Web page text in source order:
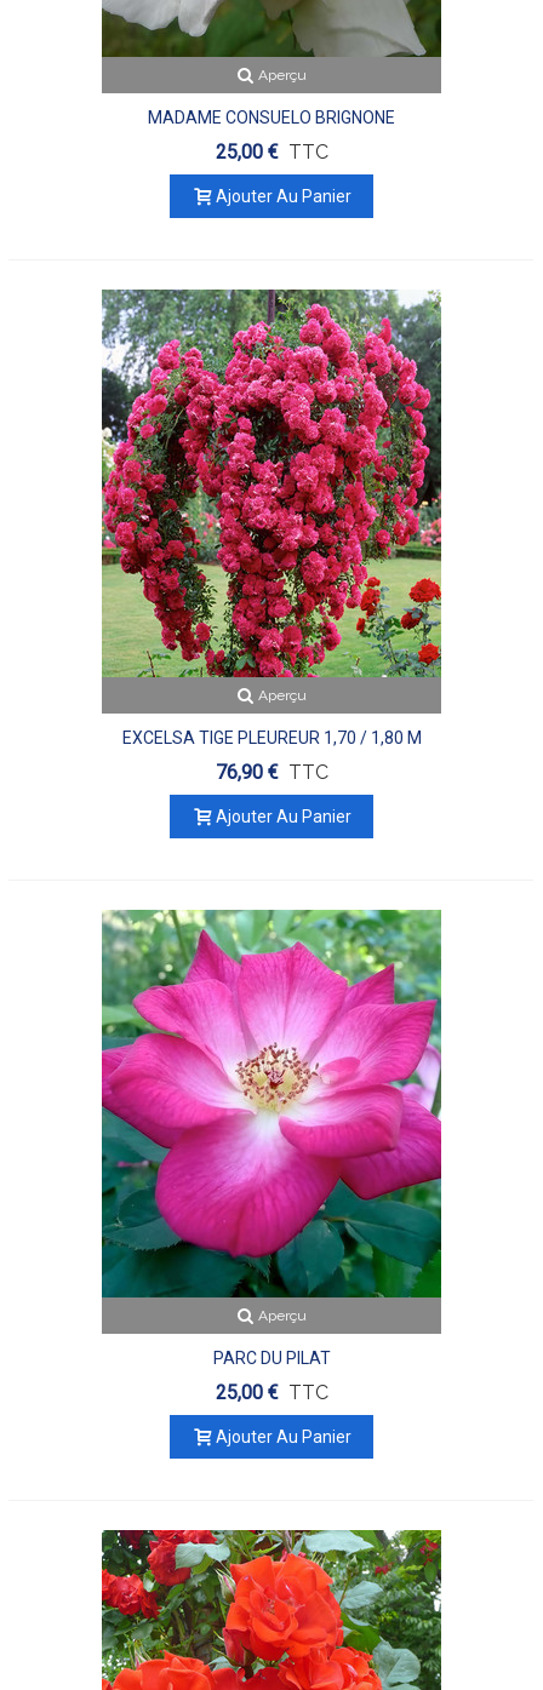
Aperçu
MADAME CONSUELO BRIGNONE
25,00 € TTC
Ajouter Au Panier
Aperçu
EXCELSA TIGE PLEUREUR 1,70 / 1,80 M
76,90 € TTC
Ajouter Au Panier
Aperçu
PARC DU PILAT
25,00 € TTC
Ajouter Au Panier